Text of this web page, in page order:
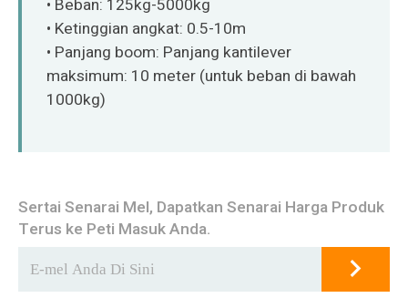
• Beban: 125kg-5000kg
• Ketinggian angkat: 0.5-10m
• Panjang boom: Panjang kantilever
maksimum: 10 meter (untuk beban di bawah
1000kg)
Sertai Senarai Mel, Dapatkan Senarai Harga Produk
Terus ke Peti Masuk Anda.